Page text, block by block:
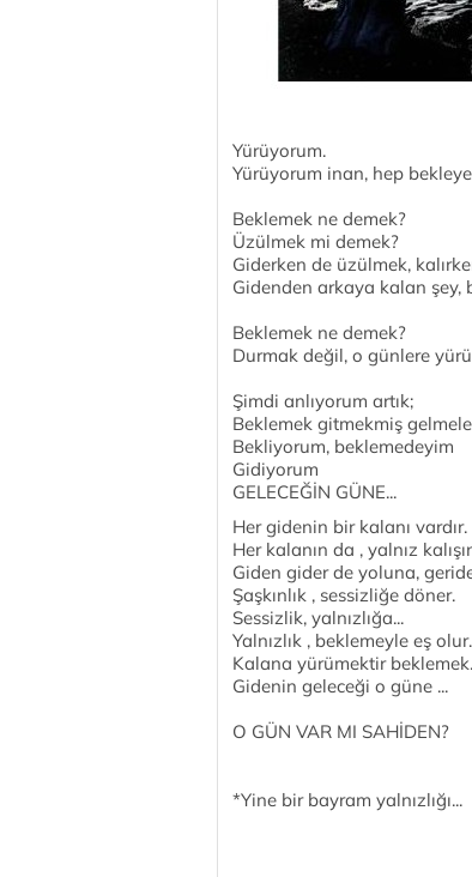
Yürüyorum.
Yürüyorum inan, hep
Beklemek ne demek?
Üzülmek mi demek?
Giderken de üzülmek,
Gidenden arkaya kalan şey,
Beklemek ne demek?
Durmak değil, o günlere
Şimdi anlıyorum artık;
Beklemek gitmekmiş
Bekliyorum, beklemedeyim
Gidiyorum
GELECEĞİN GÜNE...
Her gidenin bir kalanı vardır.
Her kalanın da , yalnız
Giden gider de yoluna,
Şaşkınlık , sessizliğe döner.
Sessizlik, yalnızlığa...
Yalnızlık , beklemeyle eş olur.
Kalana yürümektir beklemek.
Gidenin geleceği o güne ...
O GÜN VAR MI SAHİDEN?
*Yine bir bayram yalnızlığı...